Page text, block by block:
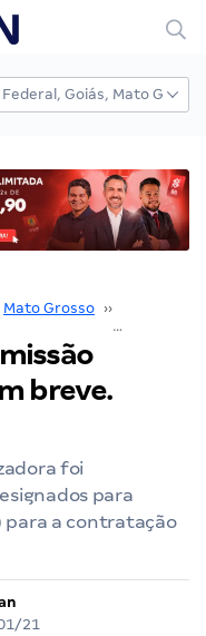
Mato Grosso ››
breve.
foi
para
para a contratação
21